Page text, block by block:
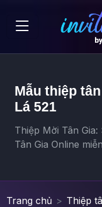
Mẫu thiệp
Lá 521
Thiệp Mời Tân
Tân Gia Online
Trang chủ
Thiệp